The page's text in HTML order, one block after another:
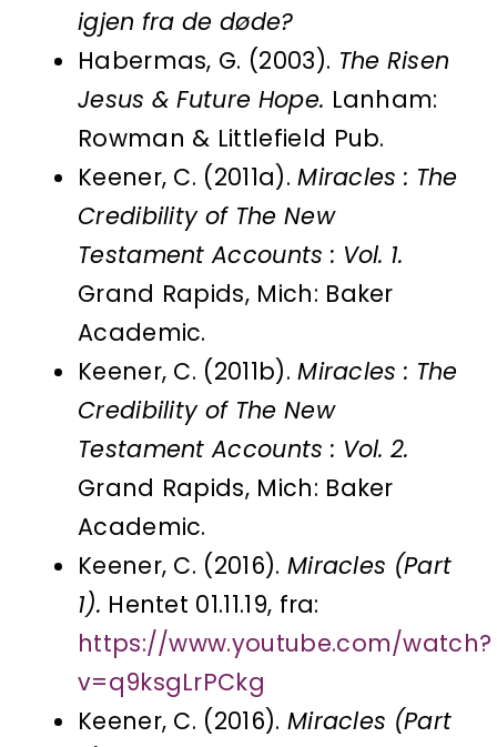
igjen fra de døde?
Habermas, G. (2003). The Risen
Jesus & Future Hope. Lanham:
Rowman & Littlefield Pub.
Keener, C. (2011a).Miracles : The
Credibility of The New
Testament Accounts : Vol. 1.
Grand Rapids, Mich: Baker
Academic.
Keener, C. (2011b).Miracles : The
Credibility of The New
Testament Accounts : Vol. 2.
Grand Rapids, Mich: Baker
Academic.
Keener, C. (2016). Miracles (Part
1). Hentet 01.11.19, fra:
https://www.youtube.com/watch?
v=q9ksgLrPCkg
Keener, C. (2016). Miracles (Part